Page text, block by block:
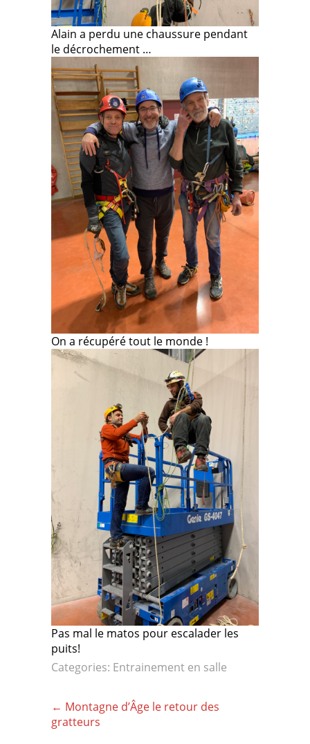
Alain a perdu une chaussure pendant
le décrochement …
On a récupéré tout le monde !
Pas mal le matos pour escalader les
puits!
Categories: Entrainement en salle
Post
navigation
← Montagne d’Âge le retour des
gratteurs